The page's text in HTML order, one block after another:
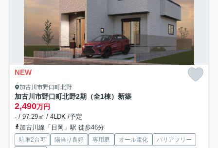
NEW
加古川市野口町北野
加古川市野口町北野2期（全1棟）新築
2,490万円
- / 97.29㎡ / 4LDK /予定
加古川線「日岡」駅 徒歩46分
駐車2台可 陽当り良好 専用庭 オール電化
バリアフリー